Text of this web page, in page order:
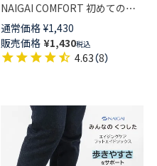
NAIGAI COMFORT 初めての着
圧ソックスハイソックス レディ
ース 【365日最短翌日発送】
90301033
通常価格 ¥1,430
販売価格 ¥1,430税込
4.63（8）